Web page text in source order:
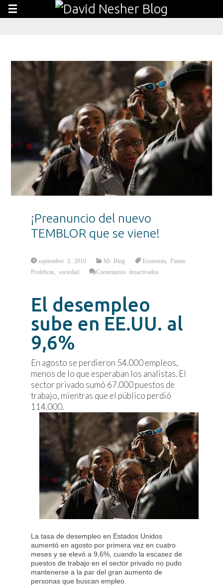
¡Preanuncio del nuevo
TEMBLOR que se viene!
septiembre 3, 2010 Mi Blog Economía
Pautas
Proféticas
,sociedad Comentarios desactivados
El desempleo
sube en EE.UU. al
9,6%
En agosto se perdieron 54.000 empleos,
menos de lo que esperaban los analistas. El
sector privado sumó 67.000 puestos de
trabajo, mientras que el público perdió
114.000.
La tasa de desempleo en Estados Unidos
aumentó en agosto por primera vez en cuatro
meses y se elevó a 9,6%, cuando la escasez de
puestos de trabajo en el sector privado no pudo
mantenerse a la par del gran aumento de
personas que buscan empleo.